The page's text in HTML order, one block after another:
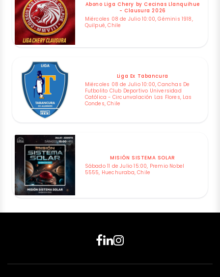
Abono Liga Chery by Cecinas Llanquihue
- Clausura 2026
Miércoles 08 de Julio 10:00, Géminis 1918,
Quilpué, Chile
Liga Ex Tabancura
Miércoles 08 de Julio 10:00, Canchas De
Futbolito Club Deportivo Universidad
Católica - Circunvalación Las Flores, Las
Condes, Chile
MISIÓN SISTEMA SOLAR
Sábado 11 de Julio 15:00, Premio Nobel
5555, Huechuraba, Chile